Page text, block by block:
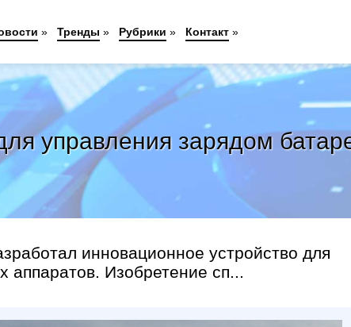
управления зарядом
инновационное устройство для
аппаратов. Изобретение сп...
» Тренды » Рубрики » Контакт»